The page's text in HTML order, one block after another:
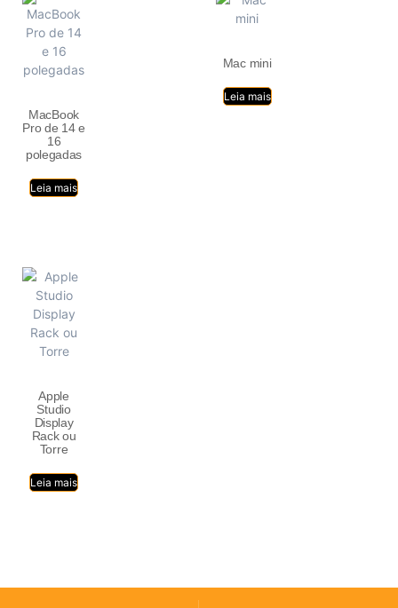
MacBook
Pro de 14 e
16
polegadas
Leia mais
Mac mini
Leia mais
Apple
Studio
Display
Rack ou
Torre
Leia mais